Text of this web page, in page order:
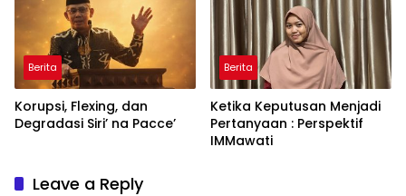
Berita
Korupsi, Flexing, dan
Degradasi Siri’ na Pacce’
Berita
Ketika Keputusan Menjadi
Pertanyaan : Perspektif
IMMawati
Leave a Reply